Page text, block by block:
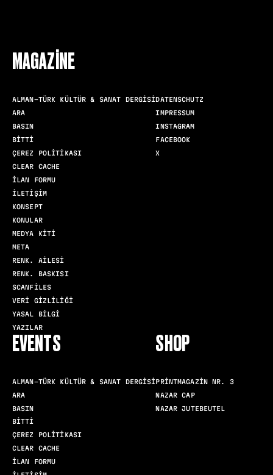
MAGAZINE
ALMAN-TÜRK KÜLTÜR & SANAT DERGISI
ARA
BASIN
BITTI
ÇEREZ POLITIKASI
CLEAR CACHE
İLAN FORMU
İLETIŞIM
KONSEPT
KONULAR
MEDYA KITI
META
RENK. AILESI
RENK. BASKISI
SCANFILES
VERI GIZLILIĞI
YASAL BILGI
YAZILAR
DATENSCHUTZ
IMPRESSUM
INSTAGRAM
FACEBOOK
X
EVENTS
ALMAN-TÜRK KÜLTÜR & SANAT DERGISI
ARA
BASIN
BITTI
ÇEREZ POLITIKASI
CLEAR CACHE
İLAN FORMU
SHOP
PRINTMAGAZIN NR. 3
NAZAR CAP
NAZAR JUTEBEUTEL